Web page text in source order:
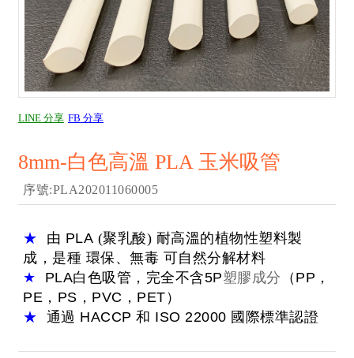
LINE 分享 FB 分享
8mm-白色高溫 PLA 玉米吸管
序號:PLA202011060005
★ 由 PLA (聚乳酸) 耐高溫的植物性塑料製
成，是種 環保、無毒 可自然分解材料
★
PLA白色吸管，完全不含5P塑膠成分 （PP，
PE，PS，PVC，PET）
★ 通過 HACCP 和 ISO 22000 國際標準認證